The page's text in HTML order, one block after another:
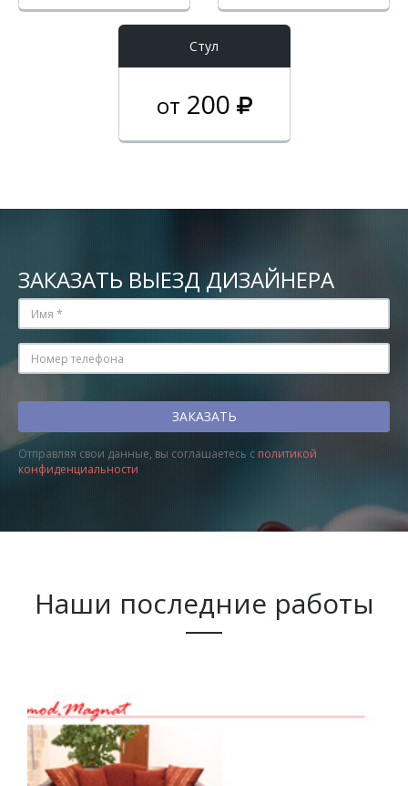
Стул
от 200
ЗАКАЗАТЬ ВЫЕЗД ДИЗАЙНЕРА
Отправляя свои данные, вы соглашаетесь с политикой
конфиденциальности
Наши последние работы